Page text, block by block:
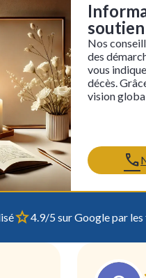
soutien
Nos
des
vous
décès.
vision
4.9/5 sur Google par